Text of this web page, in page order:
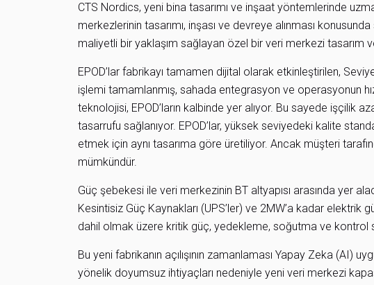
CTS Nordics, yeni bina tasarımı ve inşaat yöntemlerinde
merkezlerinin tasarımı, inşası ve devreye alınması
maliyetli bir yaklaşım sağlayan özel bir veri merkezi tasarım
EPOD’lar fabrikayı tamamen dijital olarak etkinleştirilen,
işlemi tamamlanmış, sahada entegrasyon ve operasyonun
teknolojisi, EPOD’ların kalbinde yer alıyor. Bu sayede işçilik
tasarrufu sağlanıyor. EPOD’lar, yüksek seviyedeki kalite
etmek için aynı tasarıma göre üretiliyor. Ancak müşteri
mümkündür.
Güç şebekesi ile veri merkezinin BT altyapısı arasında yer
Kesintisiz Güç Kaynakları (UPS’ler) ve 2MW’a kadar
dahil olmak üzere kritik güç, yedekleme, soğutma ve kontrol
Bu yeni fabrikanın açılışının zamanlaması Yapay Zeka (AI)
yönelik doyumsuz ihtiyaçları nedeniyle yeni veri merkezi